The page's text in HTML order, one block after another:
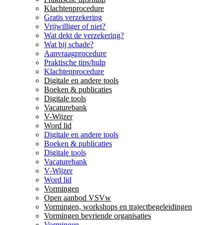
Klachtenprocedure
Gratis verzekering
Vrijwilliger of niet?
Wat dekt de verzekering?
Wat bij schade?
Aanvraagprocedure
Praktische tips/hulp
Klachtenprocedure
Digitale en andere tools
Boeken & publicaties
Digitale tools
Vacaturebank
V-Wijzer
Word lid
Digitale en andere tools
Boeken & publicaties
Digitale tools
Vacaturebank
V-Wijzer
Word lid
Vormingen
Open aanbod VSVw
Vormingen, workshops en trajectbegeleidingen
Vormingen bevriende organisaties